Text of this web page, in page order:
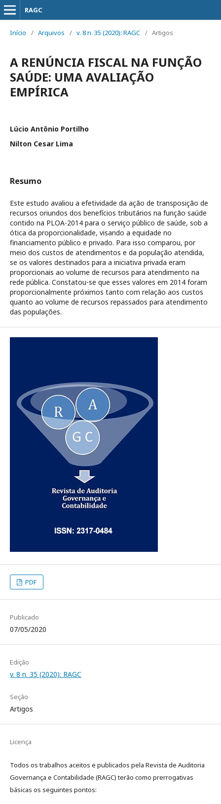
RAGC
Início / Arquivos / v. 8 n. 35 (2020): RAGC / Artigos
A RENÚNCIA FISCAL NA FUNÇÃO
SAÚDE: UMA AVALIAÇÃO
EMPÍRICA
Lúcio Antônio Portilho
Nilton Cesar Lima
Resumo
Este estudo avaliou a efetividade da ação de transposição de
recursos oriundos dos benefícios tributários na função saúde
contido na PLOA-2014 para o serviço público de saúde, sob a
ótica da proporcionalidade, visando a equidade no
financiamento público e privado. Para isso comparou, por
meio dos custos de atendimentos e da população atendida,
se os valores destinados para a iniciativa privada eram
proporcionais ao volume de recursos para atendimento na
rede pública. Constatou-se que esses valores em 2014 foram
proporcionalmente próximos tanto com relação aos custos
quanto ao volume de recursos repassados para atendimento
das populações.
PDF
Publicado
07/05/2020
Edição
v. 8 n. 35 (2020): RAGC
Seção
Artigos
Licença
Todos os trabalhos aceitos e publicados pela Revista de Auditoria
Governança e Contabilidade (RAGC) terão como prerrogativas
básicas os seguintes pontos: